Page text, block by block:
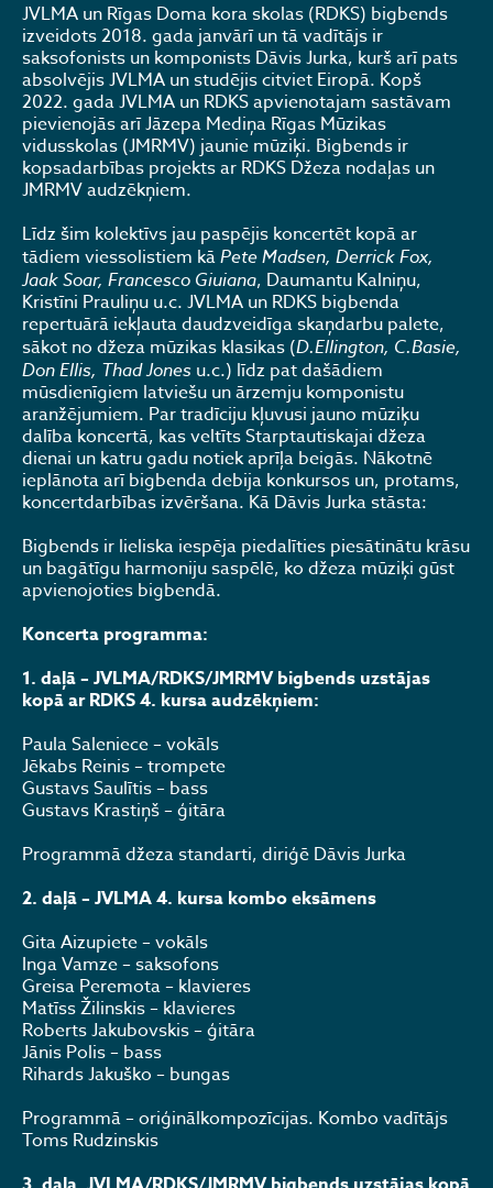
JVLMA un Rīgas Doma kora skolas (RDKS) bigbends
izveidots 2018. gada janvārī un tā vadītājs ir
saksofonists un komponists Dāvis Jurka, kurš arī pats
absolvējis JVLMA un studējis citviet Eiropā. Kopš
2022. gada JVLMA un RDKS apvienotajam sastāvam
pievienojās arī Jāzepa Mediņa Rīgas Mūzikas
vidusskolas (JMRMV) jaunie mūziķi. Bigbends ir
kopsadarbības projekts ar RDKS Džeza nodaļas un
JMRMV audzēkņiem.
Līdz šim kolektīvs jau paspējis koncertēt kopā ar
tādiem viessolistiem kāPete Madsen, Derrick Fox,
Jaak Soar, Francesco Giuiana, Daumantu Kalniņu,
Kristīni Prauliņu u.c. JVLMA un RDKS bigbenda
repertuārā iekļauta daudzveidīga skaņdarbu palete,
sākot no džeza mūzikas klasikas (D.Ellington, C.Basie,
Don Ellis, Thad Jones u.c.) līdz pat dašādiem
mūsdienīgiem latviešu un ārzemju komponistu
aranžējumiem. Par tradīciju kļuvusi jauno mūziķu
dalība koncertā, kas veltīts Starptautiskajai džeza
dienai un katru gadu notiek aprīļa beigās. Nākotnē
ieplānota arī bigbenda debija konkursos un, protams,
koncertdarbības izvēršana. Kā Dāvis Jurka stāsta:
Bigbends ir lieliska iespēja piedalīties piesātinātu krāsu
un bagātīgu harmoniju saspēlē, ko džeza mūziķi gūst
apvienojoties bigbendā.
Koncerta programma:
1. daļā – JVLMA/RDKS/JMRMV bigbends uzstājas
kopā ar RDKS 4. kursa audzēkņiem:
Paula Saleniece – vokāls
Jēkabs Reinis – trompete
Gustavs Saulītis – bass
Gustavs Krastiņš – ģitāra
Programmā džeza standarti, diriģē Dāvis Jurka
2. daļā – JVLMA 4. kursa kombo eksāmens
Gita Aizupiete – vokāls
Inga Vamze – saksofons
Greisa Peremota – klavieres
Matīss Žilinskis – klavieres
Roberts Jakubovskis – ģitāra
Jānis Polis – bass
Rihards Jakuško – bungas
Programmā – oriģinālkompozīcijas. Kombo vadītājs
Toms Rudzinskis